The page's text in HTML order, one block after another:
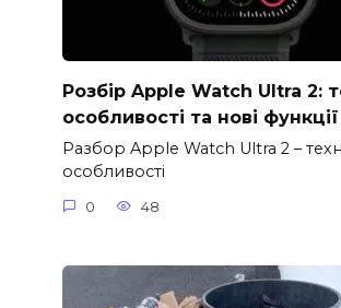
Розбір Apple Watch Ultra 2:
особливості та нові функції
Разбор Apple Watch Ultra 2 –
особливості
0 48